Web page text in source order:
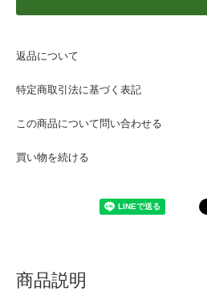
返品について
特定商取引法に基づく表記
この商品について問い合わせる
買い物を続ける
商品説明